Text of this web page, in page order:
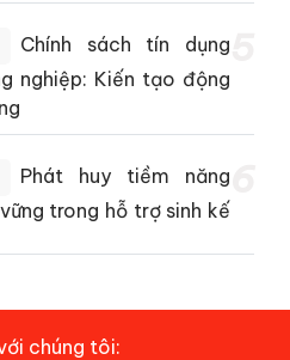
Chính sách tín dụng
nghiệp: Kiến tạo động
Phát huy tiềm năng
trong hỗ trợ sinh kế
chúng tôi: